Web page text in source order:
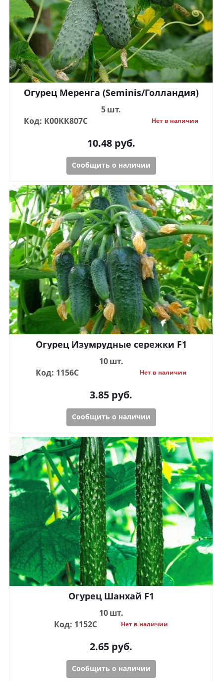
Огурец Меренга (Seminis/Голландия)
5 шт.
Код: К00КК807С
Нет в наличии
10.48руб.
Сообщить о наличии
Огурец Изумрудные сережки F1
10 шт.
Код: 1156С
Нет в наличии
3.85 руб.
Сообщить о наличии
Огурец Шанхай F1
10 шт.
Код: 1152С
Нет в наличии
2.65 руб.
Сообщить о наличии